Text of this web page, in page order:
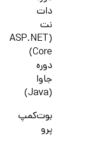
دات
نت
(ASP.NET
Core)
دوره
جاوا
(Java)
بوت‌کمپ
پرو